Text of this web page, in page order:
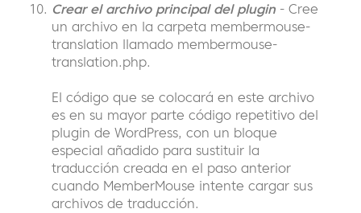
Crear el archivo principal del plugin - Cree
un archivo en la carpeta membermouse-
translation llamado membermouse-
translation.php.
El código que se colocará en este archivo
es en su mayor parte código repetitivo del
plugin de WordPress, con un bloque
especial añadido para sustituir la
traducción creada en el paso anterior
cuando MemberMouse intente cargar sus
archivos de traducción.